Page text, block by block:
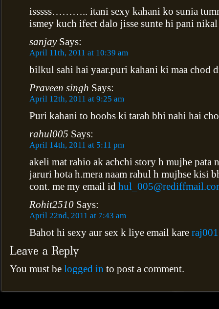
isssss……….. itani sexy kahani ko sunia
ismey kuch ifect dalo jisse sunte hi pani
sanjaySays:
April 11th, 2011 at 10:39 am
bilkul sahi hai yaar.puri kahani ki maa chod
Praveen singh Says:
April 12th, 2011 at 9:25 am
Puri kahani to boobs ki tarah bhi nahi hai
rahul005 Says:
April 14th, 2011 at 5:11 pm
akeli mat rahio ak achchi story h mujhe pata
jaruri hota h.mera naam rahul h mujhse kisi
cont. me my email id
Rohit2510 Says:
April 22nd, 2011 at 7:43 am
Bahot hi sexy aur sex k liye email kare
You must be logged in to post a comment.